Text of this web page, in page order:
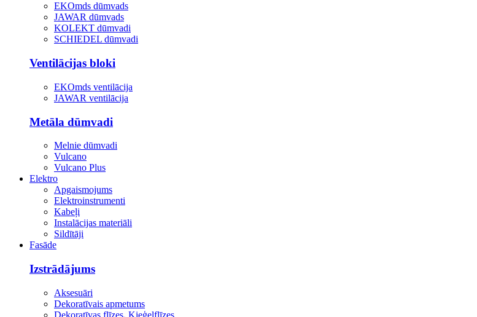
EKOmds dūmvads
JAWAR dūmvads
KOLEKT dūmvadi
SCHIEDEL dūmvadi
Ventilācijas bloki
EKOmds ventilācija
JAWAR ventilācija
Metāla dūmvadi
Melnie dūmvadi
Vulcano
Vulcano Plus
Elektro
Apgaismojums
Elektroinstrumenti
Kabeļi
Instalācijas materiāli
Sildītāji
Fasāde
Izstrādājums
Aksesuāri
Dekoratīvais apmetums
Dekoratīvas flīzes, Ķieģeļflīzes